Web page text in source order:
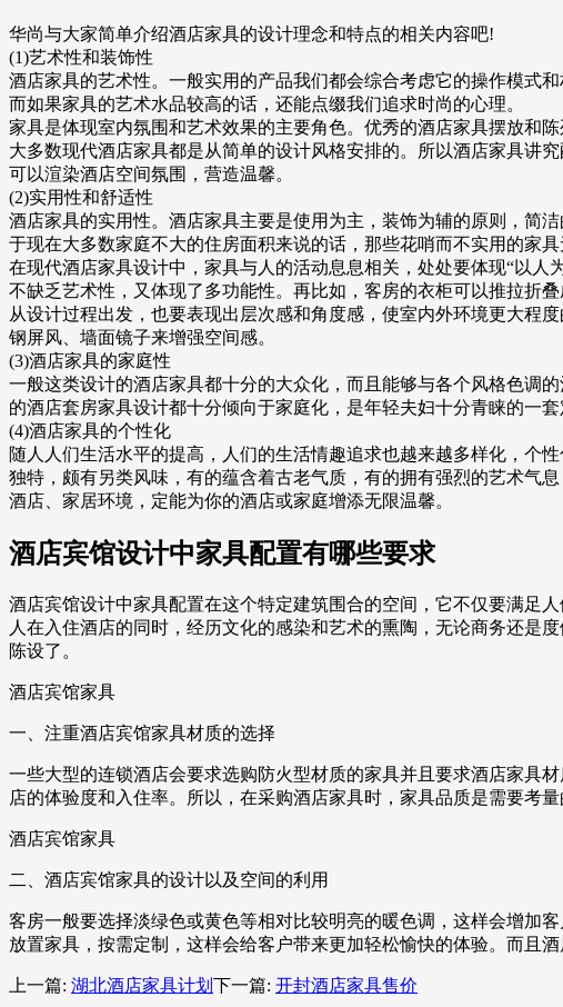
华尚与大家简单介绍酒店家具的设计理念和特点的相关内容吧!
(1)艺术性和装饰性
酒店家具的艺术性。一般实用的产品我们都会综合考虑它的操作模式
而如果家具的艺术水品较高的话，还能点缀我们追求时尚的心理。
家具是体现室内氛围和艺术效果的主要角色。优秀的酒店家具摆放和
大多数现代酒店家具都是从简单的设计风格安排的。所以酒店家具讲
可以渲染酒店空间氛围，营造温馨。
(2)实用性和舒适性
酒店家具的实用性。酒店家具主要是使用为主，装饰为辅的原则，简
于现在大多数家庭不大的住房面积来说的话，那些花哨而不实用的家具
在现代酒店家具设计中，家具与人的活动息息相关，处处要体现“以
不缺乏艺术性，又体现了多功能性。再比如，客房的衣柜可以推拉折叠
从设计过程出发，也要表现出层次感和角度感，使室内外环境更大程
钢屏风、墙面镜子来增强空间感。
(3)酒店家具的家庭性
一般这类设计的酒店家具都十分的大众化，而且能够与各个风格色调
的酒店套房家具设计都十分倾向于家庭化，是年轻夫妇十分青睐的一套
(4)酒店家具的个性化
随人人们生活水平的提高，人们的生活情趣追求也越来越多样化，个
独特，颇有另类风味，有的蕴含着古老气质，有的拥有强烈的艺术气
酒店、家居环境，定能为你的酒店或家庭增添无限温馨。
酒店宾馆设计中家具配置有哪些要求
酒店宾馆设计中家具配置在这个特定建筑围合的空间，它不仅要满足
人在入住酒店的同时，经历文化的感染和艺术的熏陶，无论商务还是
陈设了。
酒店宾馆家具
一、注重酒店宾馆家具材质的选择
一些大型的连锁酒店会要求选购防火型材质的家具并且要求酒店家具
店的体验度和入住率。所以，在采购酒店家具时，家具品质是需要考量
酒店宾馆家具
二、酒店宾馆家具的设计以及空间的利用
客房一般要选择淡绿色或黄色等相对比较明亮的暖色调，这样会增加
放置家具，按需定制，这样会给客户带来更加轻松愉快的体验。而且
上一篇: 湖北酒店家具计划 下一篇: 开封酒店家具售价